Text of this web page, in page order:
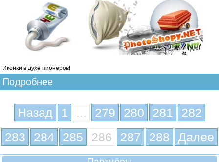
Иконки в духе пионеров!
Подробнее
Назад 1 ... 279 280 281
282
283
284 285 286 287 288 Далее